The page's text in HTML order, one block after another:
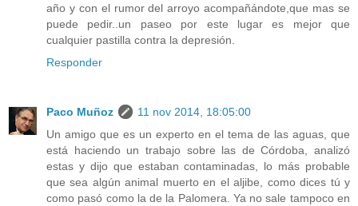
año y con el rumor del arroyo acompañándote,que mas se
puede pedir..un paseo por este lugar es mejor que
cualquier pastilla contra la depresión.
Responder
Paco Muñoz
11 nov 2014, 18:05:00
Un amigo que es un experto en el tema de las aguas, que
está haciendo un trabajo sobre las de Córdoba, analizó
estas y dijo que estaban contaminadas, lo más probable
que sea algún animal muerto en el aljibe, como dices tú y
como pasó como la de la Palomera. Ya no sale tampoco en